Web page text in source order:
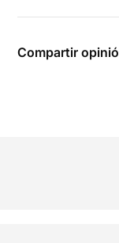
Compartir opinió